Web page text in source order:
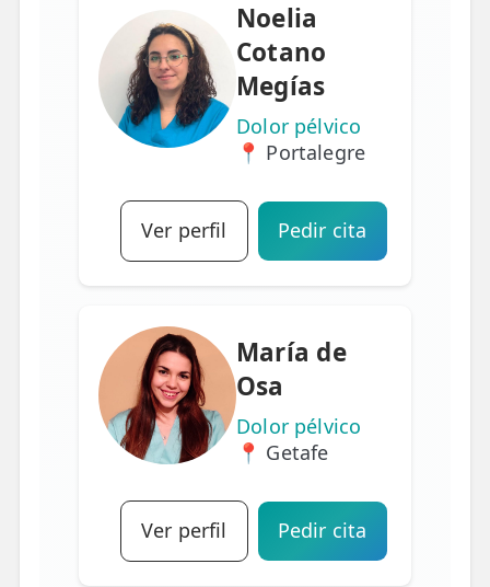
Noelia
Cotano
Megías
Dolor pélvico
📍 Portalegre
Ver perfil Pedir cita
María de
Osa
Dolor pélvico
📍 Getafe
Ver perfil Pedir cita